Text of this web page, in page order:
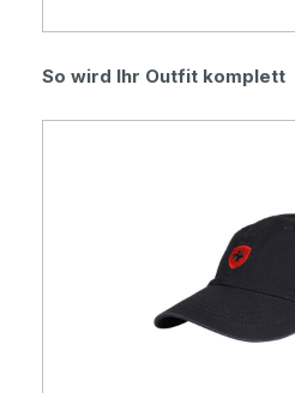
Produktgalerie überspringen
So wird Ihr Outfit komplett